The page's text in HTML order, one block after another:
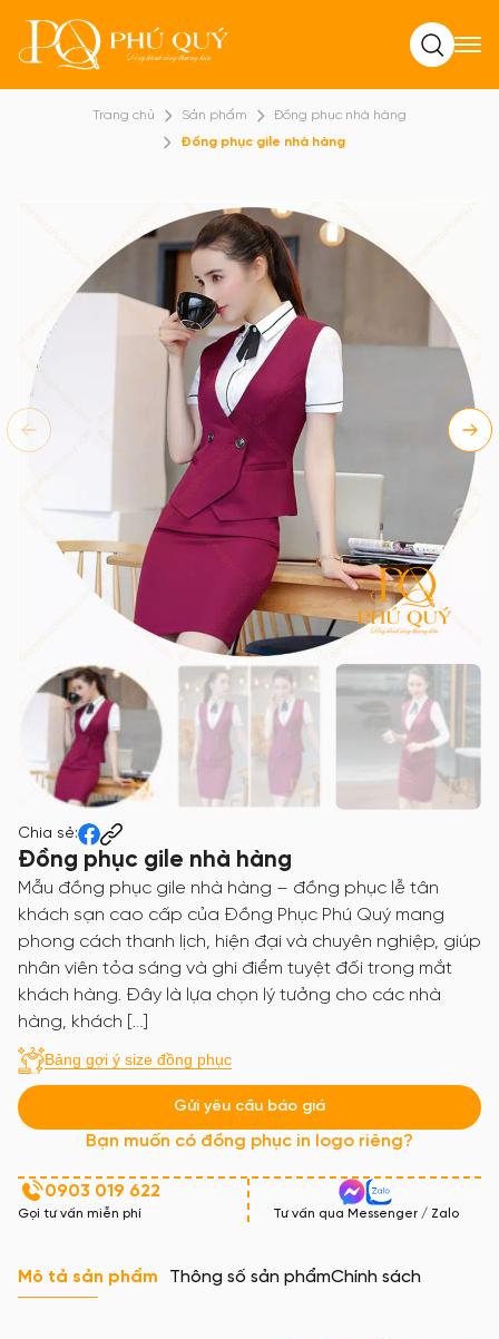
Tìm kiếm
Trang chủ Sản phẩm
Đồng phục nhà hàng
Đồng phục gile nhà hàng
Chia sẻ:
Đồng phục gile nhà hàng
Mẫu đồng phục gile nhà hàng – đồng phục lễ tân
khách sạn cao cấp của Đồng Phục Phú Quý mang
phong cách thanh lịch, hiện đại và chuyên nghiệp, giúp
nhân viên tỏa sáng và ghi điểm tuyệt đối trong mắt
khách hàng. Đây là lựa chọn lý tưởng cho các nhà
hàng, khách […]
Bảng gợi ý size đồng phục
Gửi yêu cầu báo giá
Bạn muốn có đồng phục in logo riêng?
0903 019 622
Gọi tư vấn miễn phí Tư vấn qua Messenger / Zalo
Mô tả sản phẩm Thông số sản phẩmChính sách